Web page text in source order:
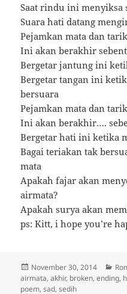
Saat rindu ini menyiksa
Suara hati datang
Pejamkan mata dan
Ini akan berakhir
Bergetar jantung ini
Bergetar tangan ini
bersuara
Pejamkan mata dan
Ini akan berakhir….
Bergetar hati ini ketika
Bagai teriakan tak
mata
Apakah fajar akan
airmata?
Apakah surya akan
ps: Kitt, i hope you’re
Posted
on
November 30, 2014
airmata,akhir, broken,ending,
poem,sad,sedih